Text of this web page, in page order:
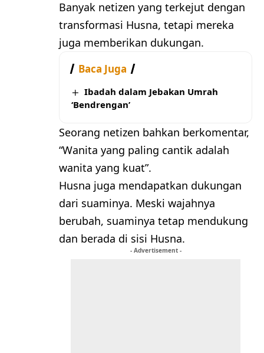
Banyak netizen yang terkejut dengan
transformasi Husna, tetapi mereka
juga memberikan dukungan.
Baca Juga
Ibadah dalam Jebakan Umrah
‘Bendrengan’
Seorang netizen bahkan berkomentar,
“Wanita yang paling cantik adalah
wanita yang kuat”.
Husna juga mendapatkan dukungan
dari suaminya. Meski wajahnya
berubah, suaminya tetap mendukung
dan berada di sisi Husna.
- Advertisement -